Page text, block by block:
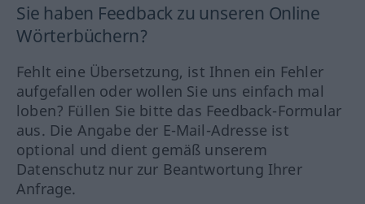
Sie haben Feedback zu unseren Online
Wörterbüchern?
Fehlt eine Übersetzung, ist Ihnen ein Fehler
aufgefallen oder wollen Sie uns einfach mal
loben? Füllen Sie bitte das Feedback-Formular
aus. Die Angabe der E-Mail-Adresse ist
optional und dient gemäß unserem
Datenschutz nur zur Beantwortung Ihrer
Anfrage.